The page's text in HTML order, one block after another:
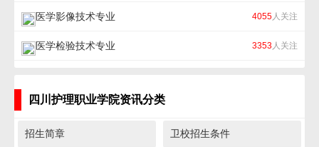
医学影像技术专业 4055人关注
医学检验技术专业 3353人关注
四川护理职业学院资讯分类
招生简章 卫校招生条件